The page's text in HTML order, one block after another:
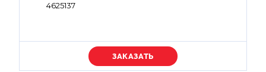
4625137
Уточняйте цену